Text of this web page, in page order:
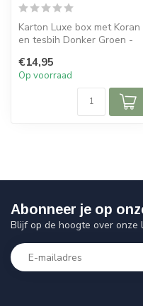
Karton Luxe box met Koran
en tesbih Donker Groen -
Afmeting box : 16x1...
€14,95
Op voorraad
Abonneer je op
Blijf op de hoogte over onze